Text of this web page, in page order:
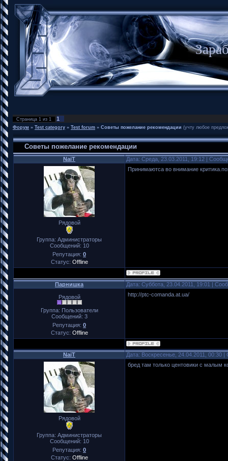
Страница 1 из 1 1
Форум » Test category » Test forum » Советы пожелание рекомендации (учту любое
Советы пожелание рекомендации
NaiT Дата: Среда, 23.03.2011, 19:12 |
Рядовой
Группа: Администраторы
Сообщений: 10
Репутация: 0
Статус: Offline
Принимаютса во внимание
Парнишка Дата: Суббота, 23.04.2011, 19:01 |
Рядовой
Группа: Пользователи
Сообщений: 3
Репутация: 0
Статус: Offline
http://ptc-comanda.at.ua/
NaiT Дата: Воскресенье, 24.04.2011, 00:30
Рядовой
Группа: Администраторы
Сообщений: 10
Репутация: 0
Статус: Offline
бред там только центовики с малым